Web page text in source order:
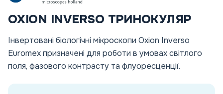
OXION INVERSO ТРИНОКУЛЯР
Інвертовані біологічні мікроскопи Oxion Inverso
Euromex призначені для роботи в умовах світлого
поля, фазового контрасту та флуоресценції.